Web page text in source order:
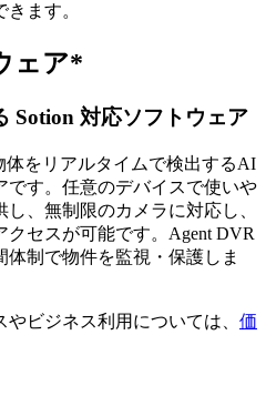
ます。
ェア*
Sotion 対応ソフトウェア
体をリアルタイムで検出するAI
です。任意のデバイスで使いや
、無制限のカメラに対応し、
セスが可能です。Agent DVR
体制で物件を監視・保護しま
ビジネス利用については、 価